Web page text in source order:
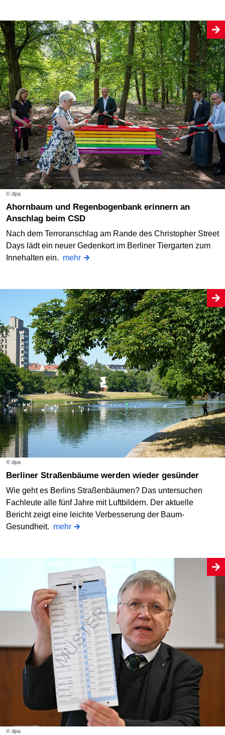
© dpa
Ahornbaum und Regenbogenbank erinnern an
Anschlag beim CSD
Nach dem Terroranschlag am Rande des Christopher Street
Days lädt ein neuer Gedenkort im Berliner Tiergarten zum
Innehalten ein. mehr
© dpa
Berliner Straßenbäume werden wieder gesünder
Wie geht es Berlins Straßenbäumen? Das untersuchen
Fachleute alle fünf Jahre mit Luftbildern. Der aktuelle
Bericht zeigt eine leichte Verbesserung der Baum-
Gesundheit. mehr
© dpa